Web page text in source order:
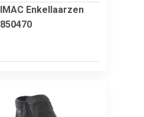
IMAC Enkellaarzen
850470